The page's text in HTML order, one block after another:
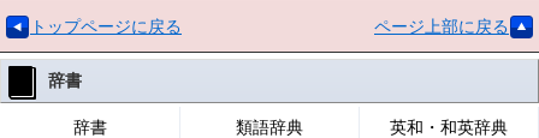
トップページに戻る ページ上部に戻る
辞書
辞書 類語辞典 英和・和英辞典